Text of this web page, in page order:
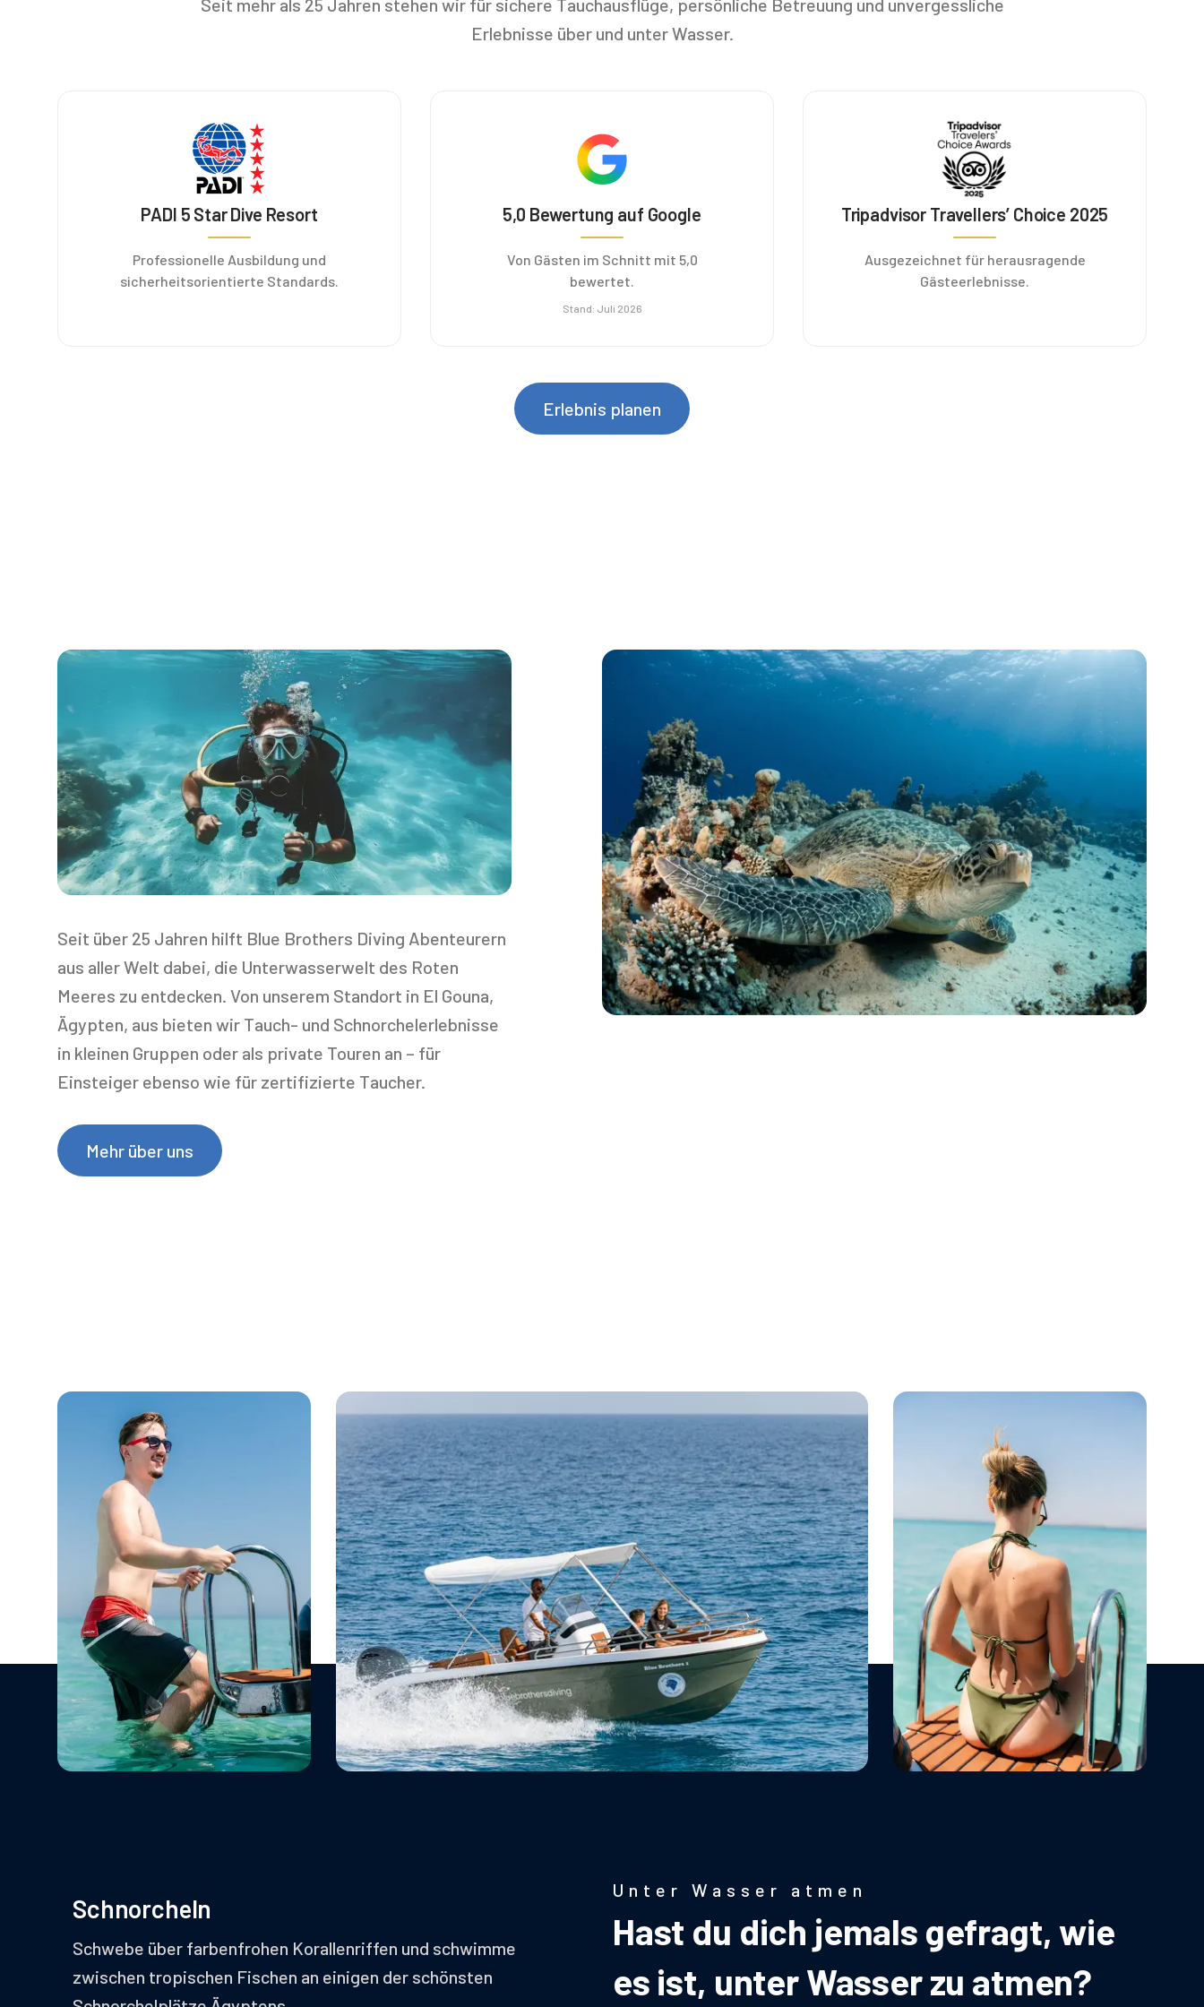
Seit mehr als 25 Jahren stehen wir für sichere Tauchausflüge, persönliche Betreuung und unvergessliche
Erlebnisse über und unter Wasser.
PADI 5 Star Dive Resort
Professionelle Ausbildung und
sicherheitsorientierte Standards.
5,0 Bewertung auf Google
Von Gästen im Schnitt mit 5,0
bewertet.
Stand: Juli 2026
Tripadvisor Travellers’ Choice 2025
Ausgezeichnet für herausragende
Gästeerlebnisse.
Erlebnis planen
Seit über 25 Jahren hilft Blue Brothers Diving Abenteurern
aus aller Welt dabei, die Unterwasserwelt des Roten
Meeres zu entdecken. Von unserem Standort in El Gouna,
Ägypten, aus bieten wir Tauch- und Schnorchelerlebnisse
in kleinen Gruppen oder als private Touren an – für
Einsteiger ebenso wie für zertifizierte Taucher.
Mehr über uns
Schnorcheln
Schwebe über farbenfrohen Korallenriffen und schwimme
zwischen tropischen Fischen an einigen der schönsten
Unter Wasser atmen
Hast du dich jemals gefragt, wie
es ist, unter Wasser zu atmen?